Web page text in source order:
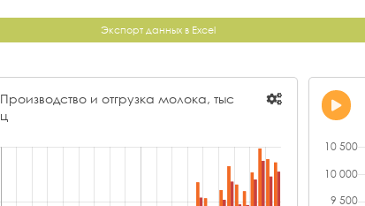
Экспорт данных в Excel
Производство и отгрузка молока, тыс
ц